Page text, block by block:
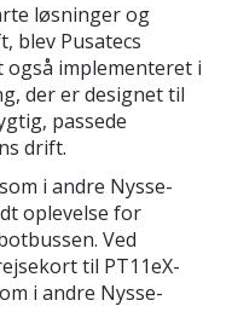
løsninger og
blev Pusatecs
implementeret i
der er designet til
passede
drift.
i andre Nysse-
oplevelse for
Ved
til PT11eX-
i andre Nysse-